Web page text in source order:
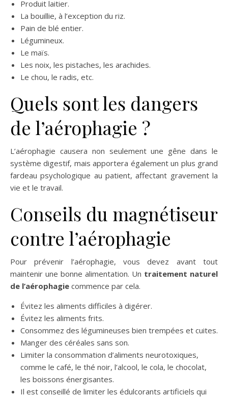
Produit laitier.
La bouillie, à l’exception du riz.
Pain de blé entier.
Légumineux.
Le maïs.
Les noix, les pistaches, les arachides.
Le chou, le radis, etc.
Quels sont les dangers
de l’aérophagie ?
L’aérophagie causera non seulement une gêne dans le
système digestif, mais apportera également un plus grand
fardeau psychologique au patient, affectant gravement la
vie et le travail.
Conseils du magnétiseur
contre l’aérophagie
Pour prévenir l’aérophagie, vous devez avant tout
maintenir une bonne alimentation. Un traitement naturel
de l’aérophagie commence par cela.
Évitez les aliments difficiles à digérer.
Évitez les aliments frits.
Consommez des légumineuses bien trempées et cuites.
Manger des céréales sans son.
Limiter la consommation d’aliments neurotoxiques,
comme le café, le thé noir, l’alcool, le cola, le chocolat,
les boissons énergisantes.
Il est conseillé de limiter les édulcorants artificiels qui